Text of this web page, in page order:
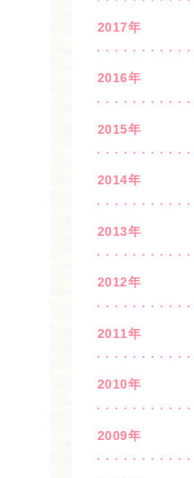
2017年
2016年
2015年
2014年
2013年
2012年
2011年
2010年
2009年